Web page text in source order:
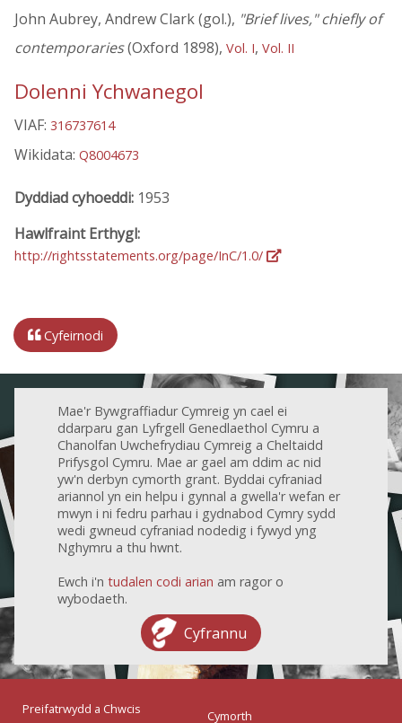
John Aubrey, Andrew Clark (gol.), "Brief lives," chiefly of
contemporaries(Oxford 1898), Vol. I, Vol. II
Dolenni Ychwanegol
VIAF: 316737614
Wikidata: Q8004673
Dyddiad cyhoeddi: 1953
Hawlfraint Erthygl:
http://rightsstatements.org/page/InC/1.0/
Cyfeirnodi
Mae'r Bywgraffiadur Cymreig yn cael ei
ddarparu gan Lyfrgell Genedlaethol Cymru a
Chanolfan Uwchefrydiau Cymreig a Cheltaidd
Prifysgol Cymru. Mae ar gael am ddim ac nid
yw'n derbyn cymorth grant. Byddai cyfraniad
ariannol yn ein helpu i gynnal a gwella'r wefan er
mwyn i ni fedru parhau i gydnabod Cymry sydd
wedi gwneud cyfraniad nodedig i fywyd yng
Nghymru a thu hwnt.
Ewch i'n tudalen codi arian am ragor o
wybodaeth.
Cyfrannu
Preifatrwydd a Chwcis Cymorth